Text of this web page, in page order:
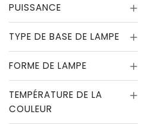
PUISSANCE
TYPE DE BASE DE LAMPE
FORME DE LAMPE
TEMPÉRATURE DE LA
COULEUR